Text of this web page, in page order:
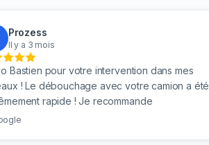
Prozess
Il y a 3 mois
Bastien pour votre intervention dans mes
! Le débouchage avec votre camion a été
rapide ! Je recommande